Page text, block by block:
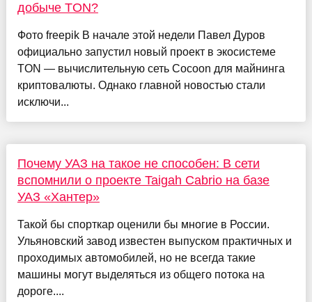
добыче TON?
Фото freepik В начале этой недели Павел Дуров
официально запустил новый проект в экосистеме
TON — вычислительную сеть Cocoon для майнинга
криптовалюты. Однако главной новостью стали
исключи...
Почему УАЗ на такое не способен: В сети
вспомнили о проекте Taigah Cabrio на базе
УАЗ «Хантер»
Такой бы спорткар оценили бы многие в России.
Ульяновский завод известен выпуском практичных и
проходимых автомобилей, но не всегда такие
машины могут выделяться из общего потока на
дороге....